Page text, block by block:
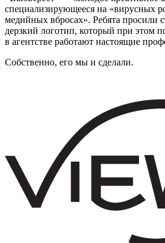
специализирующееся на «вирусных
медийных вбросах». Ребята просили
дерзкий логотип, который при этом
в агентстве работают настоящие
Собственно, его мы и сделали.